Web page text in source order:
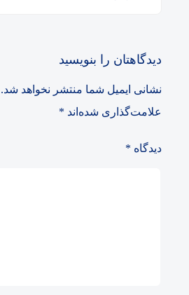
دیدگاهتان را بنویسید
نشانی ایمیل شما منتشر نخواهد شد.
علامت‌گذاری شده‌اند *
دیدگاه *